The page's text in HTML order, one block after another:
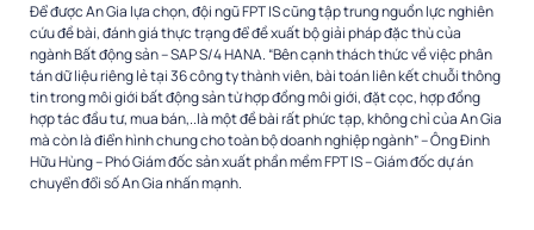
Để được An Gia lựa chọn, đội ngũ FPT IS cũng tập trung nguồn lực nghiên
cứu đề bài, đánh giá thực trạng để đề xuất bộ giải pháp đặc thù của
ngành Bất động sản – SAP S/4 HANA. “Bên cạnh thách thức về việc phân
tán dữ liệu riêng lẻ tại 36 công ty thành viên, bài toán liên kết chuỗi thông
tin trong môi giới bất động sản từ hợp đồng môi giới, đặt cọc, hợp đồng
hợp tác đầu tư, mua bán,..là một đề bài rất phức tạp, không chỉ của An Gia
mà còn là điển hình chung cho toàn bộ doanh nghiệp ngành” – Ông Đinh
Hữu Hùng – Phó Giám đốc sản xuất phần mềm FPT IS – Giám đốc dự án
chuyển đổi số An Gia nhấn mạnh.